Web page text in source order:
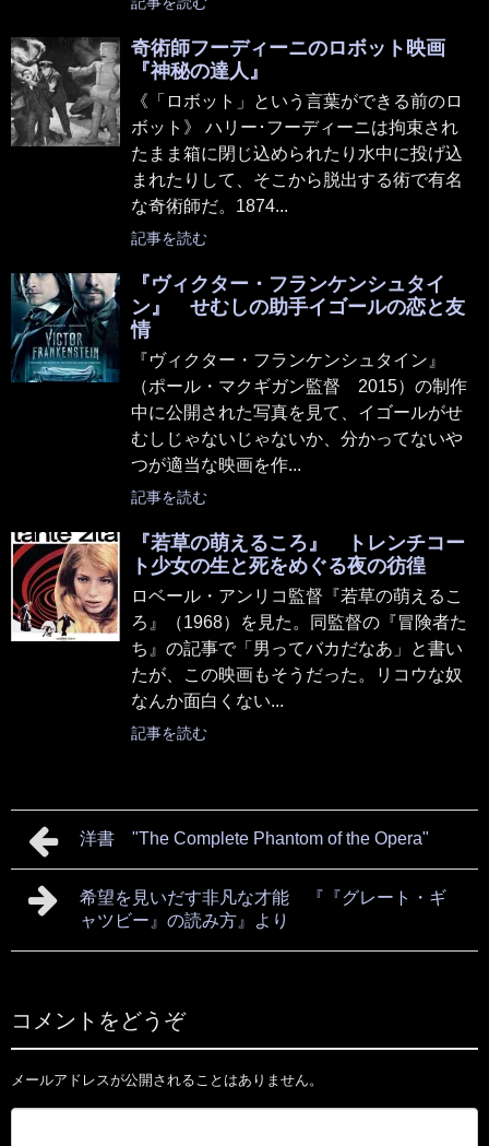
奇術師フーディーニのロボット映画
『神秘の達人』
《「ロボット」という言葉ができる前のロ
ボット》 ハリー･フーディーニは拘束され
たまま箱に閉じ込められたり水中に投げ込
まれたりして、そこから脱出する術で有名
な奇術師だ。1874...
記事を読む
『ヴィクター・フランケンシュタイ
ン』 せむしの助手イゴールの恋と友
情
『ヴィクター・フランケンシュタイン』
（ポール・マクギガン監督 2015）の制作
中に公開された写真を見て、イゴールがせ
むしじゃないじゃないか、分かってないや
つが適当な映画を作...
記事を読む
『若草の萌えるころ』 トレンチコー
ト少女の生と死をめぐる夜の彷徨
ロベール・アンリコ監督『若草の萌えるこ
ろ』（1968）を見た。同監督の『冒険者た
ち』の記事で「男ってバカだなあ」と書い
たが、この映画もそうだった。リコウな奴
なんか面白くない...
記事を読む
洋書 "The Complete Phantom of the Opera"
希望を見いだす非凡な才能 『『グレート・ギ
ャツビー』の読み方』より
コメントをどうぞ
メールアドレスが公開されることはありません。